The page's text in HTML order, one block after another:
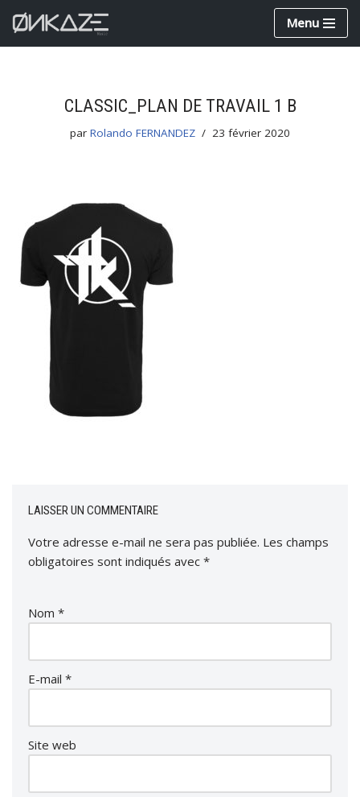
Aller
Menu
CLASSIC_PLAN DE TRAVAIL 1 B
par Rolando FERNANDEZ 23 février 2020
LAISSER UN COMMENTAIRE
Votre adresse e-mail ne sera pas publiée. Les champs
obligatoires sont indiqués avec *
Nom *
E-mail *
Site web